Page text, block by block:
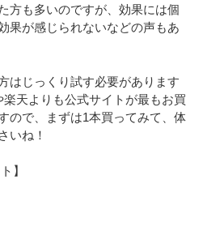
方も多いのですが、効果には個
果が感じられないなどの声もあ
はじっくり試す必要があります
天よりも公式サイトが最もお買
ので、まずは1本買ってみて、体
いね！
】